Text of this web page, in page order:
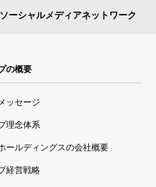
ーシャルメディアネットワーク
の概要
ッセージ
理念体系
ールディングスの会社概要
経営戦略